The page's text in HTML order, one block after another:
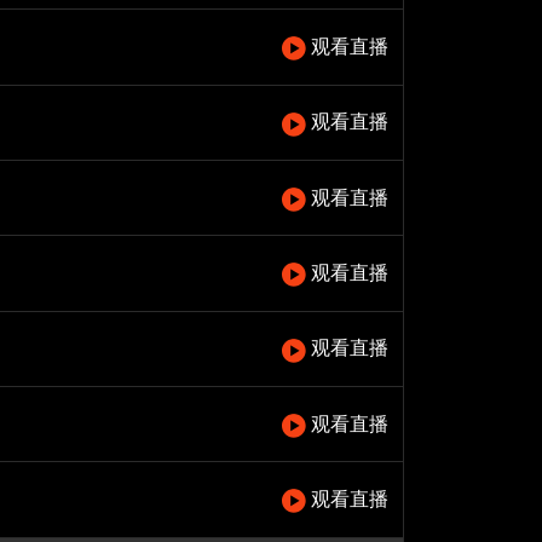
观看直播
观看直播
观看直播
观看直播
观看直播
观看直播
观看直播